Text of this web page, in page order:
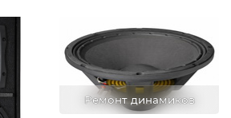
Ремонт динамиков